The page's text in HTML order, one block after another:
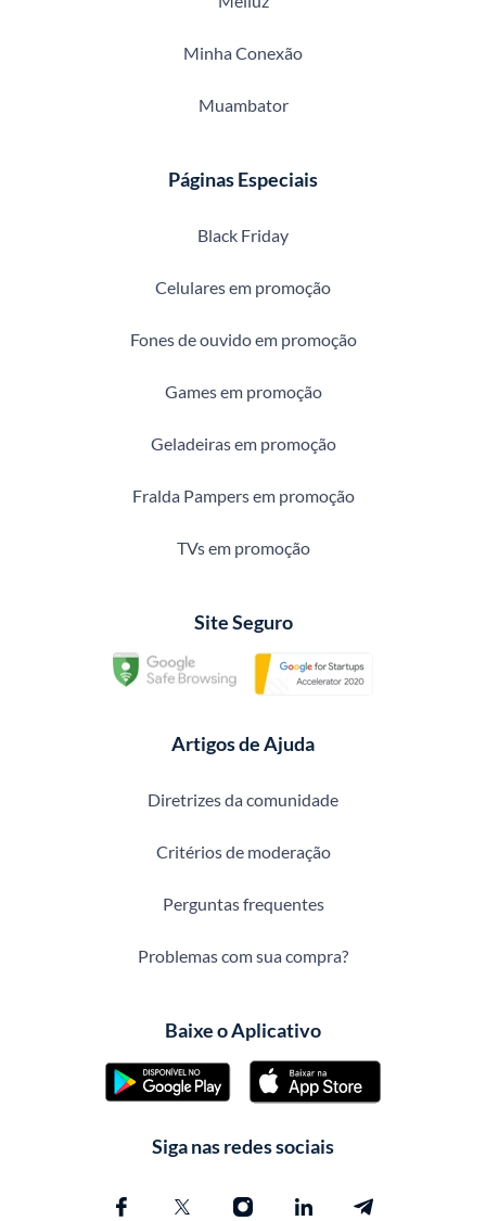
Minha Conexão
Muambator
Páginas Especiais
Black Friday
Celulares em promoção
Fones de ouvido em promoção
Games em promoção
Geladeiras em promoção
Fralda Pampers em promoção
TVs em promoção
Site Seguro
Artigos de Ajuda
Diretrizes da comunidade
Critérios de moderação
Perguntas frequentes
Problemas com sua compra?
Baixe o Aplicativo
Siga nas redes sociais